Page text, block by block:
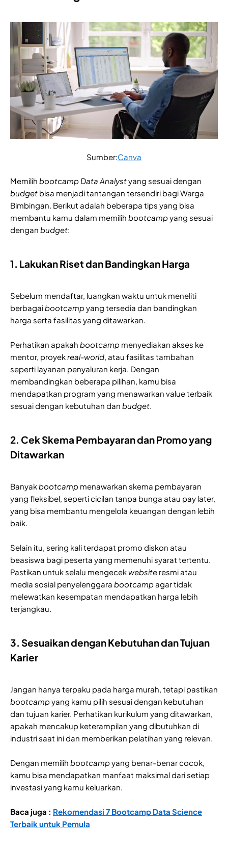
Sumber:Canva
Memilih bootcamp Data Analystyang sesuai dengan
budget bisa menjadi tantangan tersendiri bagi Warga
Bimbingan. Berikut adalah beberapa tips yang bisa
membantu kamu dalam memilih bootcampyang sesuai
dengan budget:
1. Lakukan Riset dan Bandingkan Harga
Sebelum mendaftar, luangkan waktu untuk meneliti
berbagaibootcampyang tersedia dan bandingkan
harga serta fasilitas yang ditawarkan.
Perhatikan apakah bootcamp menyediakan akses ke
mentor, proyekreal-world, atau fasilitas tambahan
seperti layanan penyaluran kerja. Dengan
membandingkan beberapa pilihan, kamu bisa
mendapatkan program yang menawarkan value terbaik
sesuai dengan kebutuhan dan budget.
2. Cek Skema Pembayaran dan Promo yang
Ditawarkan
Banyakbootcamp menawarkan skema pembayaran
yang fleksibel, seperti cicilan tanpa bunga atau pay later,
yang bisa membantu mengelola keuangan dengan lebih
baik.
Selain itu, sering kali terdapat promo diskon atau
beasiswa bagi peserta yang memenuhi syarat tertentu.
Pastikan untuk selalu mengecekwebsite resmi atau
media sosial penyelenggara bootcampagar tidak
melewatkan kesempatan mendapatkan harga lebih
terjangkau.
3. Sesuaikan dengan Kebutuhan dan Tujuan
Karier
Jangan hanya terpaku pada harga murah, tetapi pastikan
bootcampyang kamu pilih sesuai dengan kebutuhan
dan tujuan karier. Perhatikan kurikulum yang ditawarkan,
apakah mencakup keterampilan yang dibutuhkan di
industri saat ini dan memberikan pelatihan yang relevan.
Dengan memilih bootcampyang benar-benar cocok,
kamu bisa mendapatkan manfaat maksimal dari setiap
investasi yang kamu keluarkan.
Baca juga : Rekomendasi 7 Bootcamp Data Science
Terbaik untuk Pemula